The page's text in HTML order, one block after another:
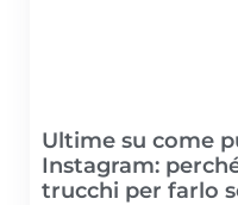
Ultime su come
Instagram:
trucchi per farlo